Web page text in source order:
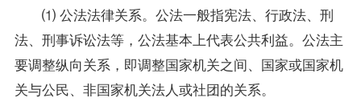
⑴ 公法法律关系。公法一般指宪法、行政法、刑
法、刑事诉讼法等，公法基本上代表公共利益。公法主
要调整纵向关系，即调整国家机关之间、国家或国家机
关与公民、非国家机关法人或社团的关系。